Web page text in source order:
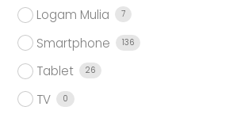
Logam Mulia 7
Smartphone 136
Tablet 26
TV 0